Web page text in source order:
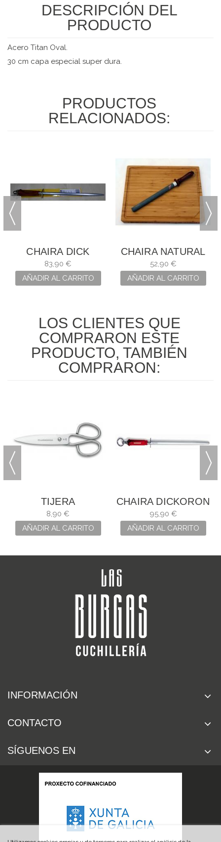
DESCRIPCIÓN DEL
PRODUCTO
Acero Titan Oval.
30 cm capa especial super dura.
PRODUCTOS
RELACIONADOS:
CHAIRA DICK
DICKORON
REDONDA
83,90 €
AÑADIR AL CARRITO
CHAIRA NATURAL
PEDRA DAS
MEIGAS (GRANO
1200)
52,90 €
AÑADIR AL CARRITO
LOS CLIENTES QUE
COMPRARON ESTE
PRODUCTO, TAMBIÉN
COMPRARON:
TIJERA
FILARMÓNICA
COCINA VARIOS
USOS
8,90 €
AÑADIR AL CARRITO
CHAIRA DICKORON
OVALADA DE 30 CM
95,90 €
AÑADIR AL CARRITO
INFORMACIÓN
CONTACTO
SÍGUENOS EN